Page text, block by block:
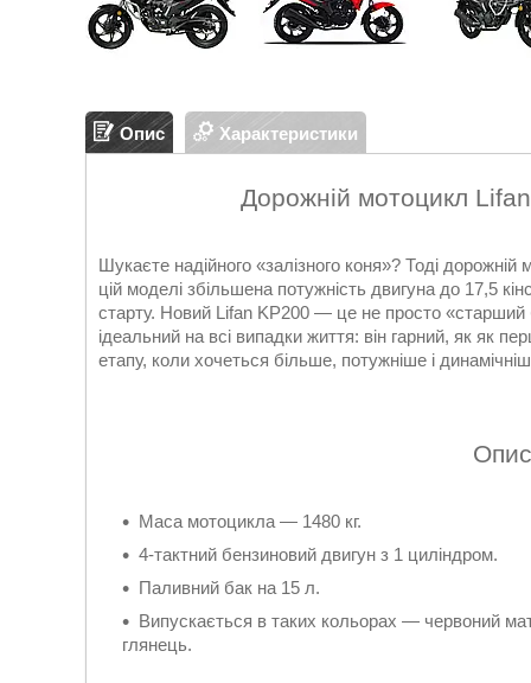
Опис Характеристики
Дорожній мотоцикл
Шукаєте надійного «залізного коня»? Тоді
цій моделі збільшена потужність двигуна до 17,5
старту. Новий Lifan KP200 — це не просто «старший
ідеальний на всі випадки життя: він гарний, як як
етапу, коли хочеться більше, потужніше і
Опис
Маса мотоцикла — 1480 кг.
4-тактний бензиновий двигун з 1 циліндром.
Паливний бак на 15 л.
Випускається в таких кольорах — червоний
глянець.